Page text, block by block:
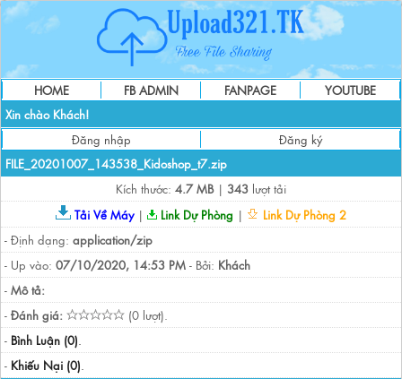
HOME FB ADMIN FANPAGE
YOUTUBE
Xin chào Khách!
Đăng nhập
Đăng ký
FILE_20201007_143538_Kidoshop_t7.zip
Kích thước: 4.7 MB| 343 lượt tải
Tải Về Máy| Link Dự Phòng |
Link Dự Phòng 2
- Định dạng: application/zip
- Up vào: 07/10/2020, 14:53 PM - Bởi: Khách
- Mô tả:
- Đánh giá:
(0 lượt).
- Bình Luận (0).
- Khiếu Nại (0).